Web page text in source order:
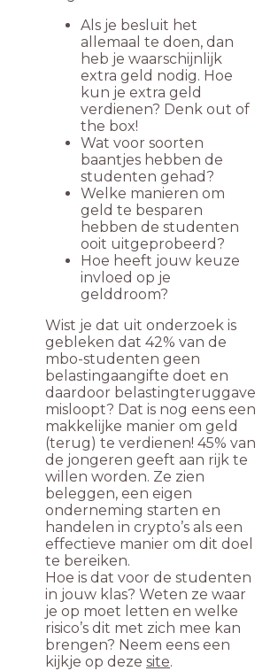
Als je besluit het
allemaal te doen, dan
heb je waarschijnlijk
extra geld nodig. Hoe
kun je extra geld
verdienen? Denk out of
the box!
Wat voor soorten
baantjes hebben de
studenten gehad?
Welke manieren om
geld te besparen
hebben de studenten
ooit uitgeprobeerd?
Hoe heeft jouw keuze
invloed op je
gelddroom?
Wist je dat uit onderzoek is
gebleken dat 42% van de
mbo-studenten geen
belastingaangifte doet en
daardoor belastingteruggave
misloopt? Dat is nog eens een
makkelijke manier om geld
(terug) te verdienen! 45% van
de jongeren geeft aan rijk te
willen worden. Ze zien
beleggen, een eigen
onderneming starten en
handelen in crypto’s als een
effectieve manier om dit doel
te bereiken.
Hoe is dat voor de studenten
in jouw klas? Weten ze waar
je op moet letten en welke
risico’s dit met zich mee kan
brengen? Neem eens een
kijkje op deze site.